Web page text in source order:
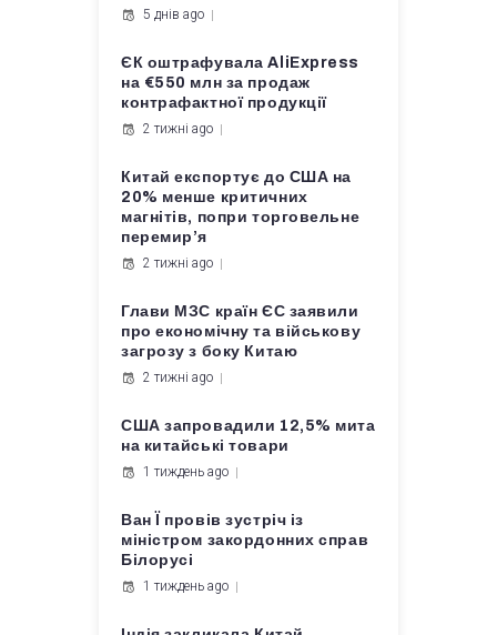
5 днів ago
ЄК оштрафувала AliExpress
на €550 млн за продаж
контрафактної продукції
2 тижні ago
Китай експортує до США на
20% менше критичних
магнітів, попри торговельне
перемир’я
2 тижні ago
Глави МЗС країн ЄС заявили
про економічну та військову
загрозу з боку Китаю
2 тижні ago
США запровадили 12,5% мита
на китайські товари
1 тиждень ago
Ван Ї провів зустріч із
міністром закордонних справ
Білорусі
1 тиждень ago